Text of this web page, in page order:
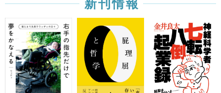
新刊情報